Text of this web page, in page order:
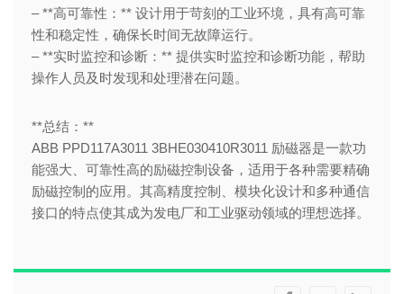
– **高可靠性：** 设计用于苛刻的工业环境，具有高可靠
性和稳定性，确保长时间无故障运行。
– **实时监控和诊断：** 提供实时监控和诊断功能，帮助
操作人员及时发现和处理潜在问题。
**总结：**
ABB PPD117A3011 3BHE030410R3011 励磁器是一款功
能强大、可靠性高的励磁控制设备，适用于各种需要精确
励磁控制的应用。其高精度控制、模块化设计和多种通信
接口的特点使其成为发电厂和工业驱动领域的理想选择。